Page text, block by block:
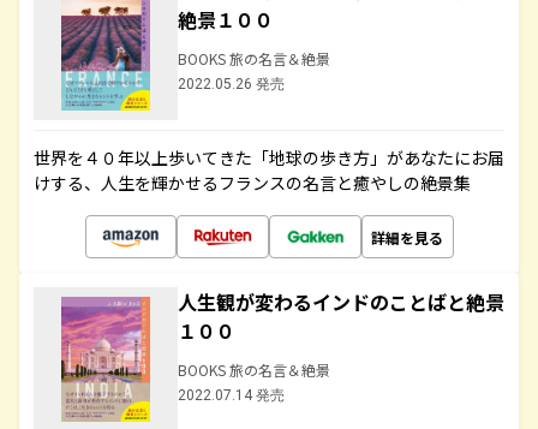
絶景１００
BOOKS 旅の名言＆絶景
2022.05.26 発売
世界を４０年以上歩いてきた「地球の歩き方」があなたにお届
けする、人生を輝かせるフランスの名言と癒やしの絶景集
詳細を見る
人生観が変わるインドのことばと絶景
１００
BOOKS 旅の名言＆絶景
2022.07.14 発売